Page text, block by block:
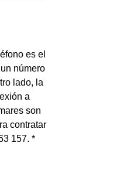
es el
número
lado, la
a
son
contratar
157. *